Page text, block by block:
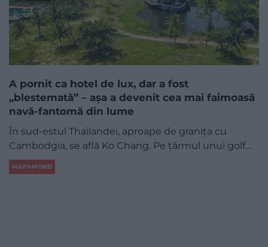
A pornit ca hotel de lux, dar a fost
„blestemată” – așa a devenit cea mai faimoasă
navă-fantomă din lume
În sud-estul Thailandei, aproape de granița cu
Cambodgia, se află Ko Chang. Pe țărmul unui golf…
MAPAMOND